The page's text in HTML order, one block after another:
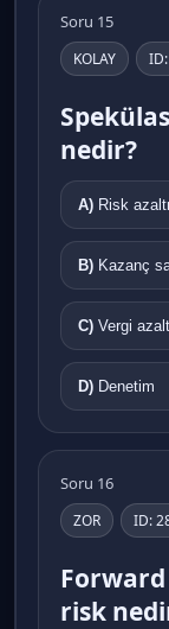
Soru 15
KOLAY
nedir?
A) Risk
B) Kazanç
C) Vergi
D) Denetim
Soru 16
ZOR ID:
risk